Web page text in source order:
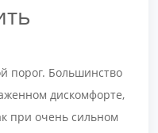
порог. Большинство
дискомфорте,
при очень сильном